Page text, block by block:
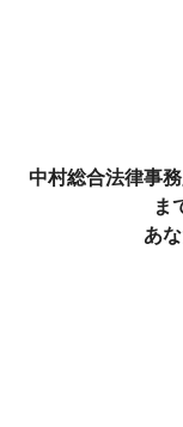
中村総合法律事
ま
あ